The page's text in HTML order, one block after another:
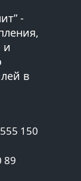
-
и
в
150
89